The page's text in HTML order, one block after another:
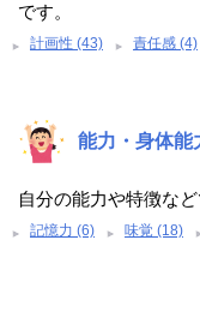
です。
計画性 (43) 責任感 (4)
能力・身体能
自分の能力や特徴な
記憶力 (6) 味覚 (18)